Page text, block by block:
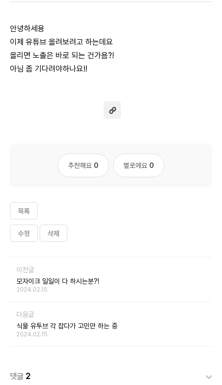
안녕하세용
이제 유튜브 올려보려고 하는데요
올리면 노출은 바로 되는 건가욤?!
아님 좀 기다려야하나요!!
추천해요 0 별로에요 0
목록
수정 삭제
이전글
모자이크 일일이 다 하시는분?!
2024.02.15
다음글
식물 유투브 각 잡다가 고민만 하는 중
2024.02.15
댓글 2